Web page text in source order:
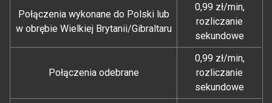
Połączenia wykonane do Polski lub
w obrębie Wielkiej Brytanii/Gibraltaru
0,99 zł/min,
rozliczanie
sekundowe
Połączenia odebrane
0,99 zł/min,
rozliczanie
sekundowe